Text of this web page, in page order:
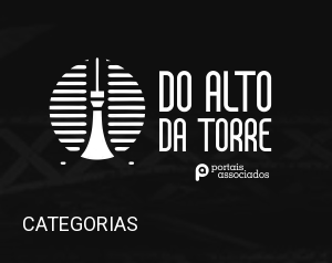
CATEGORIAS